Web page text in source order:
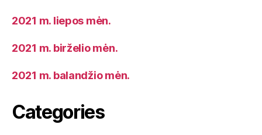
2021 m. liepos mėn.
2021 m. birželio mėn.
2021 m. balandžio mėn.
Categories